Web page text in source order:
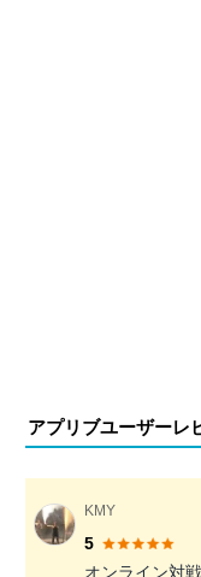
アプリブユーザーレ
KMY
5
オンライン対